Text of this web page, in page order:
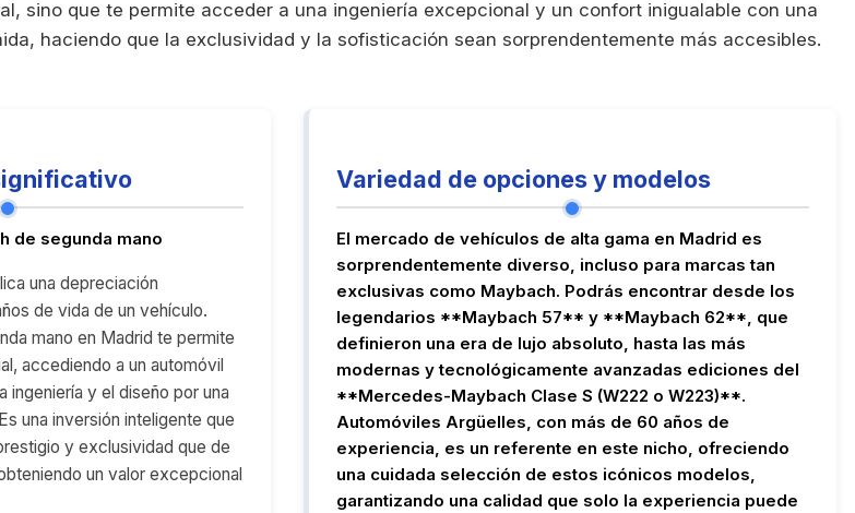
sino que te permite acceder a una ingeniería excepcional y un confort inigualable con una
haciendo que la exclusividad y la sofisticación sean sorprendentemente más accesibles.
de segunda mano
una depreciación
de vida de un vehículo.
mano en Madrid te permite
accediendo a un automóvil
ingeniería y el diseño por una
una inversión inteligente que
y exclusividad que de
un valor excepcional
Variedad de opciones y modelos
El mercado de vehículos de alta gama en Madrid es
sorprendentemente diverso, incluso para marcas tan
exclusivas como Maybach. Podrás encontrar desde los
legendarios **Maybach 57** y **Maybach 62**, que
definieron una era de lujo absoluto, hasta las más
modernas y tecnológicamente avanzadas ediciones del
**Mercedes-Maybach Clase S (W222 o W223)**.
Automóviles Argüelles, con más de 60 años de
experiencia, es un referente en este nicho, ofreciendo
una cuidada selección de estos icónicos modelos,
garantizando una calidad que solo la experiencia puede